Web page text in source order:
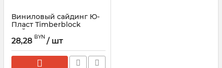
Виниловый сайдинг Ю-
Пласт Timberblock
РЕЙКА ФАСАДНАЯ
28,28 BYN / шт